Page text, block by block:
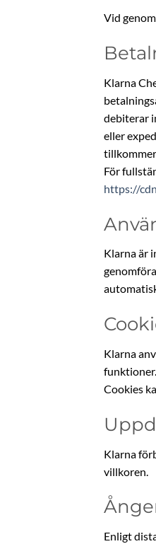
Vid
Klarna
debiterar
eller
För
https://
Klarna är
Klarna
Cookies
Klarna
villkoren.
Enligt